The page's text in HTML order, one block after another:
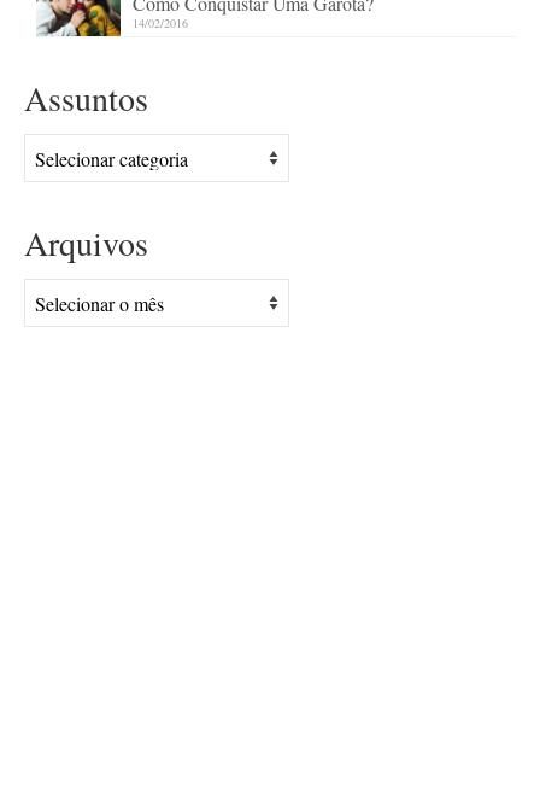
14/02/2016
Assuntos
Assuntos
Arquivos
Arquivos